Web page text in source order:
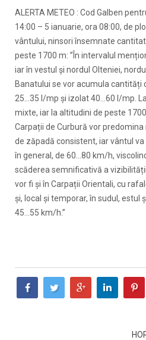
ALERTA METEO : Cod Galben
14:00 – 5 ianuarie, ora 08:00, de
vântului, ninsori însemnate
peste 1700 m: ”În intervalul
iar în vestul și nordul Olteniei,
Banatului se vor acumula cantități
25…35 l/mp și izolat 40…60 l/mp.
mixte, iar la altitudini de peste
Carpații de Curbură vor
de zăpadă consistent, iar vântul
în general, de 60…80 km/h,
scăderea semnificativă a
vor fi și în Carpații Orientali, cu
și, local și temporar, în sudul, estul
45…55 km/h.”